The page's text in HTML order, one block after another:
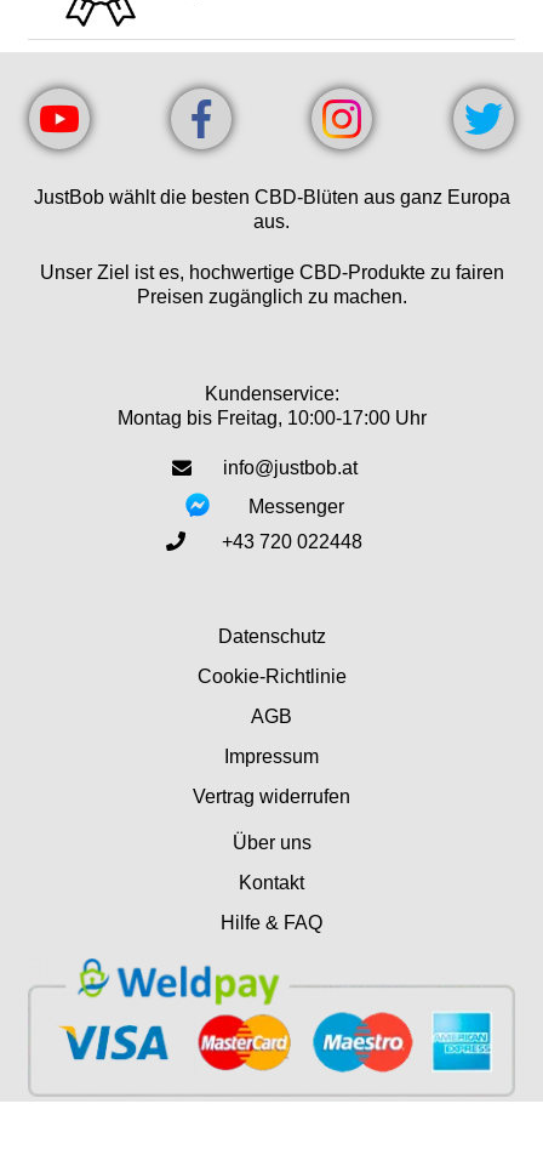
JustBob wählt die besten CBD-Blüten aus ganz Europa
aus.
Unser Ziel ist es, hochwertige CBD-Produkte zu fairen
Preisen zugänglich zu machen.
Kundenservice:
Montag bis Freitag, 10:00-17:00 Uhr
info@justbob.at
Messenger
+43 720 022448
Datenschutz
Cookie-Richtlinie
AGB
Impressum
Vertrag widerrufen
Über uns
Kontakt
Hilfe & FAQ